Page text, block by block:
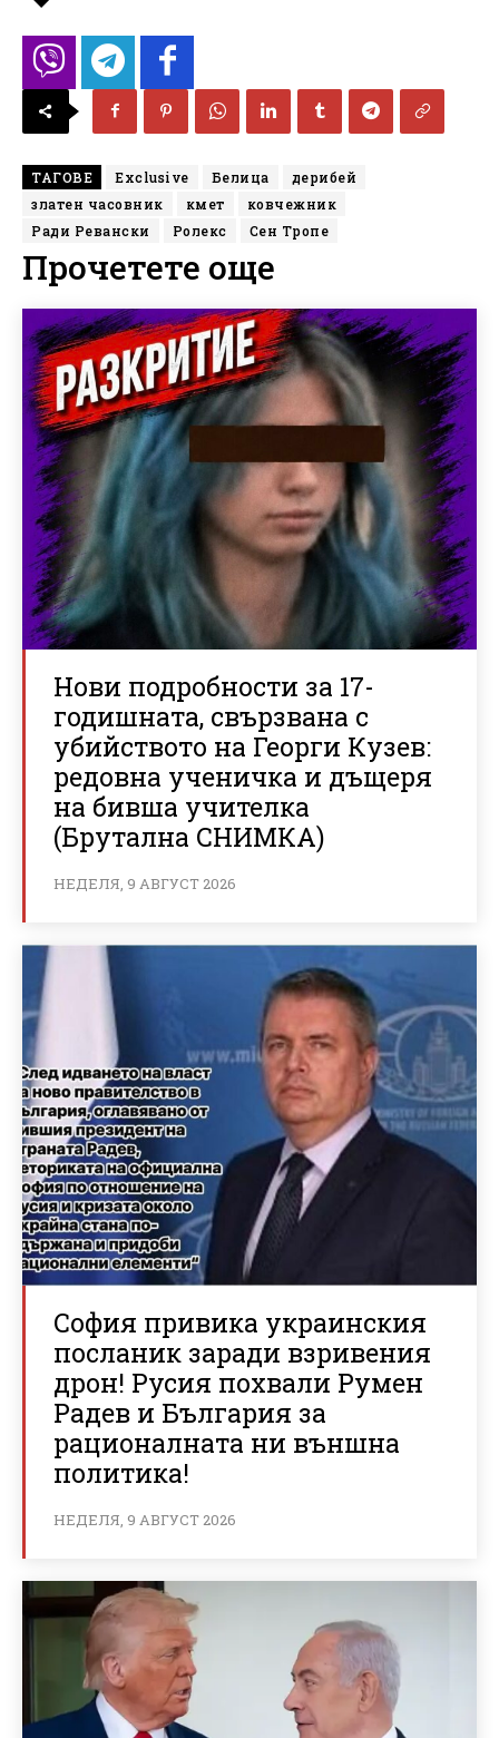
ТАГОВЕ Exclusive Белица
дерибей
златен часовник
кмет
ковчежник
Ради Ревански
Ролекс Сен Тропе
Прочетете още
Нови подробности за 17-
годишната, свързвана с
убийството на Георги Кузев:
редовна ученичка и дъщеря
на бивша учителка
(Брутална СНИМКА)
НЕДЕЛЯ, 9 АВГУСТ 2026
София привика украинския
посланик заради взривения
дрон! Русия похвали Румен
Радев и България за
рационалната ни външна
политика!
НЕДЕЛЯ, 9 АВГУСТ 2026